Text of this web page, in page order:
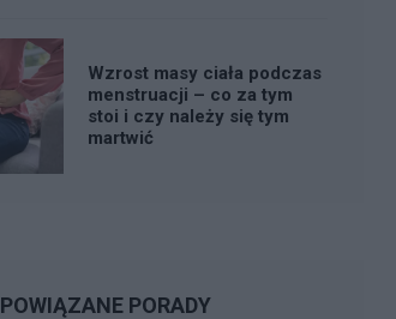
Wzrost masy ciała podczas
menstruacji – co za tym
stoi i czy należy się tym
martwić
POWIĄZANE PORADY